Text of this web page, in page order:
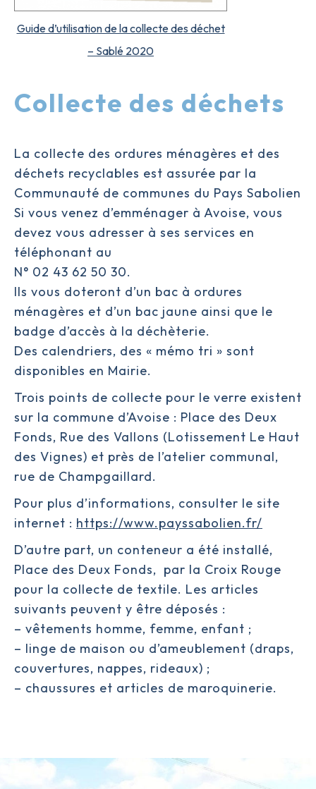
Guide d’utilisation de la collecte des déchet
– Sablé 2020
Collecte des déchets
La collecte des ordures ménagères et des
déchets recyclables est assurée par la
Communauté de communes du Pays Sabolien
Si vous venez d’emménager à Avoise, vous
devez vous adresser à ses services en
téléphonant au
N° 02 43 62 50 30.
Ils vous doteront d’un bac à ordures
ménagères et d’un bac jaune ainsi que le
badge d’accès à la déchèterie.
Des calendriers, des « mémo tri » sont
disponibles en Mairie.
Trois points de collecte pour le verre existent
sur la commune d’Avoise : Place des Deux
Fonds, Rue des Vallons (Lotissement Le Haut
des Vignes) et près de l’atelier communal,
rue de Champgaillard.
Pour plus d’informations, consulter le site
internet : https://www.payssabolien.fr/
D’autre part, un conteneur a été installé,
Place des Deux Fonds, par la Croix Rouge
pour la collecte de textile. Les articles
suivants peuvent y être déposés :
– vêtements homme, femme, enfant ;
– linge de maison ou d’ameublement (draps,
couvertures, nappes, rideaux) ;
– chaussures et articles de maroquinerie.